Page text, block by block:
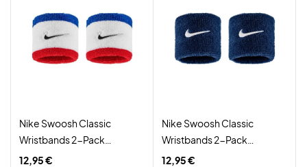
Nike Swoosh Classic
Wristbands 2-Pack
Red/Black
12,95 €
Nike Swoosh Classic
Wristbands 2-Pack
Navy/White
12,95 €